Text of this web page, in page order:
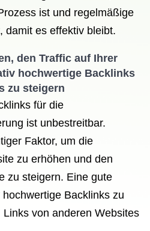
ist und regelmäßige
damit es effektiv bleibt.
den Traffic auf Ihrer
hochwertige Backlinks
zu steigern
für die
ist unbestreitbar.
Faktor, um die
zu erhöhen und den
zu steigern. Eine gute
Backlinks zu
von anderen Websites